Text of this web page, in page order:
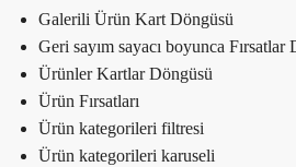
Galerili Ürün Kart Döngüsü
Geri sayım sayacı boyunca Fırsatlar
Ürünler Kartlar Döngüsü
Ürün Fırsatları
Ürün kategorileri filtresi
Ürün kategorileri karuseli